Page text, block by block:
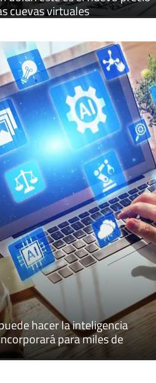
cuevas virtuales
hacer la inteligencia
para miles de